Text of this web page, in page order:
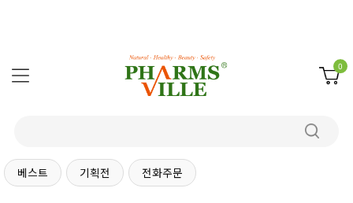
0
베스트 기획전 전화주문